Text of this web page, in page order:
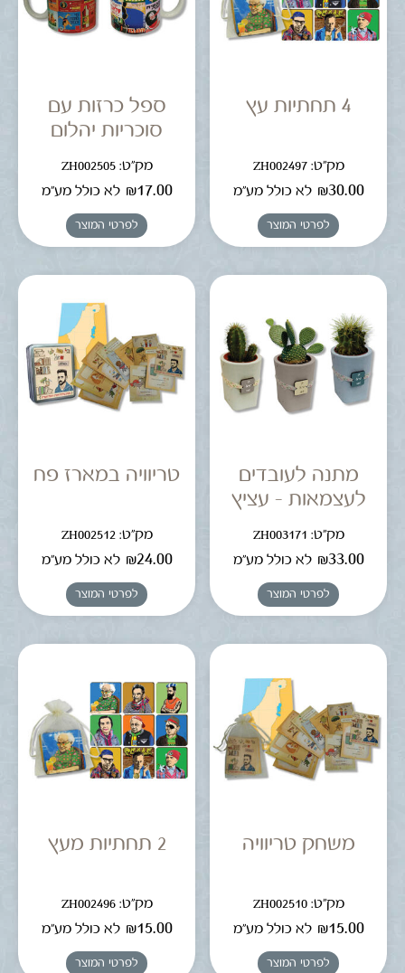
4 תחתיות עץ
מק"ט: ZH002497
₪30.00 לא כולל מע"מ
לפרטי המוצר
ספל כרזות עם
סוכריות יהלום
מק"ט: ZH002505
₪17.00 לא כולל מע"מ
לפרטי המוצר
מתנה לעובדים
לעצמאות – עציץ
מק"ט: ZH003171
₪33.00 לא כולל מע"מ
לפרטי המוצר
טריוויה במארז פח
מק"ט: ZH002512
₪24.00 לא כולל מע"מ
לפרטי המוצר
משחק טריוויה
מק"ט: ZH002510
₪15.00 לא כולל מע"מ
לפרטי המוצר
2 תחתיות מעץ
מק"ט: ZH002496
₪15.00 לא כולל מע"מ
לפרטי המוצר